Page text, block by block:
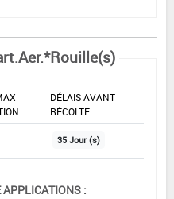
DÉLAIS AVANT
RÉCOLTE
35 Jour (s)
: